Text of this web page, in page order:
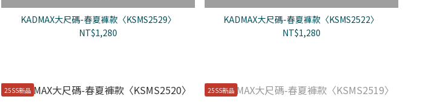
KADMAX大尺碼-春夏褲款〈KSMS2529〉
NT$1,280
KADMAX大尺碼-春夏褲款〈KSMS2522〉
NT$1,280
25SS新品 25SS新品